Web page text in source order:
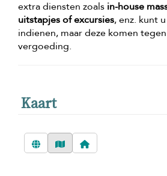
extra diensten zoals in-house
uitstapjes of excursies, enz. kunt
indienen, maar deze komen
vergoeding.
Kaart